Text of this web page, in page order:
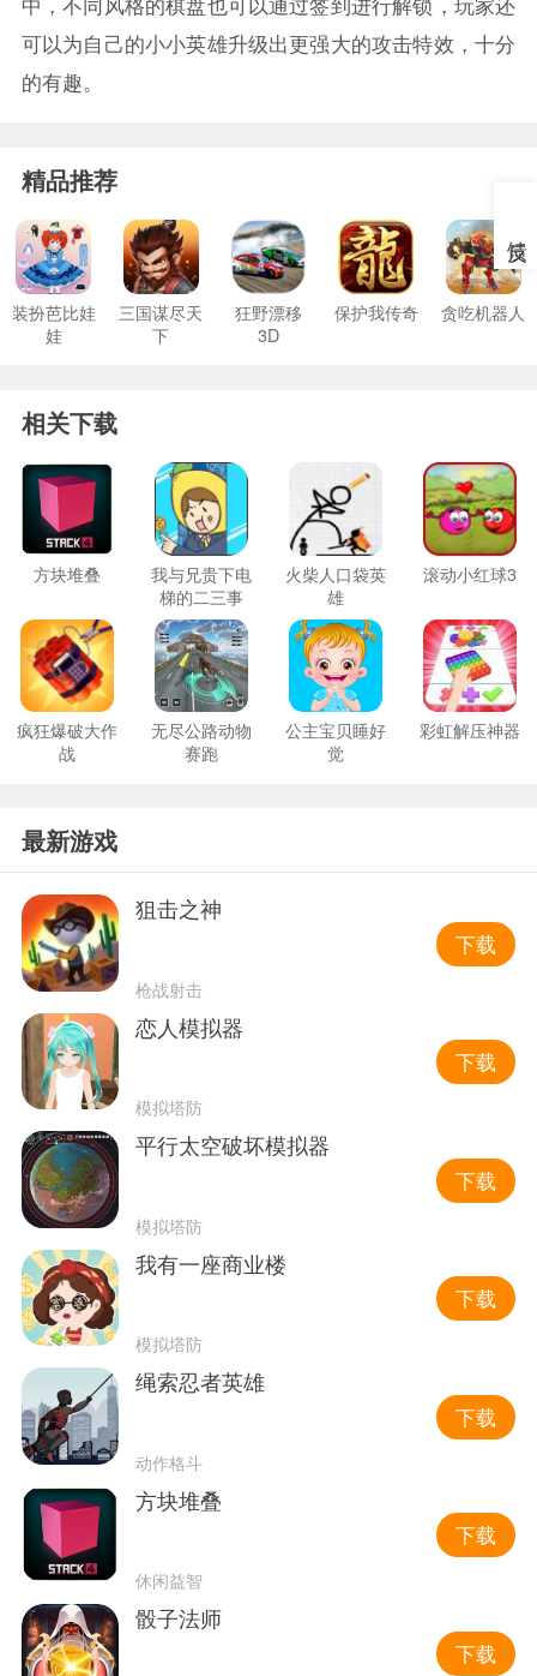
可以为自己的小小英雄升级出更强大的攻击特效，十分
的有趣。
精品推荐
装扮芭比娃
娃
三国谋尽天
下
狂野漂移
3D
保护我传奇 贪吃机器人
相关下载
方块堆叠
我与兄贵下电
梯的二三事
火柴人口袋英
雄
滚动小红球3
疯狂爆破大作
战
无尽公路动物
赛跑
公主宝贝睡好
觉
彩虹解压神器
最新游戏
狙击之神
枪战射击
下载
恋人模拟器
模拟塔防
下载
平行太空破坏模拟器
模拟塔防
下载
我有一座商业楼
模拟塔防
下载
绳索忍者英雄
动作格斗
下载
方块堆叠
休闲益智
下载
骰子法师
下载